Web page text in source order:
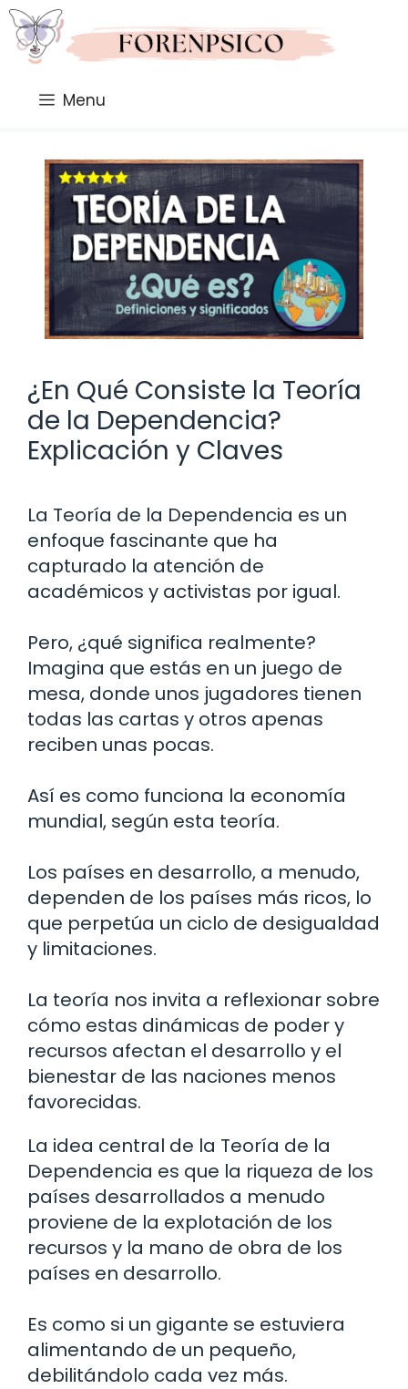
Saltar
al
contenido
Menu
¿En Qué Consiste la Teoría
de la Dependencia?
Explicación y Claves
La Teoría de la Dependencia es un
enfoque fascinante que ha
capturado la atención de
académicos y activistas por igual.
Pero, ¿qué significa realmente?
Imagina que estás en un juego de
mesa, donde unos jugadores tienen
todas las cartas y otros apenas
reciben unas pocas.
Así es como funciona la economía
mundial, según esta teoría.
Los países en desarrollo, a menudo,
dependen de los países más ricos, lo
que perpetúa un ciclo de desigualdad
y limitaciones.
La teoría nos invita a reflexionar sobre
cómo estas dinámicas de poder y
recursos afectan el desarrollo y el
bienestar de las naciones menos
favorecidas.
La idea central de la Teoría de la
Dependencia es que la riqueza de los
países desarrollados a menudo
proviene de la explotación de los
recursos y la mano de obra de los
países en desarrollo.
Es como si un gigante se estuviera
alimentando de un pequeño,
debilitándolo cada vez más.